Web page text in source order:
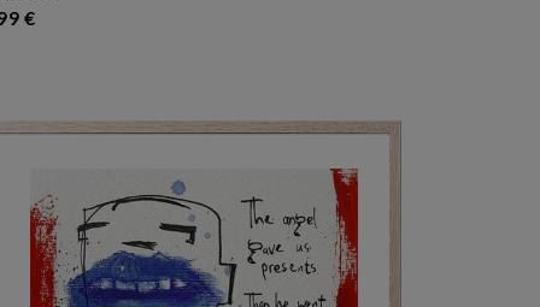
€